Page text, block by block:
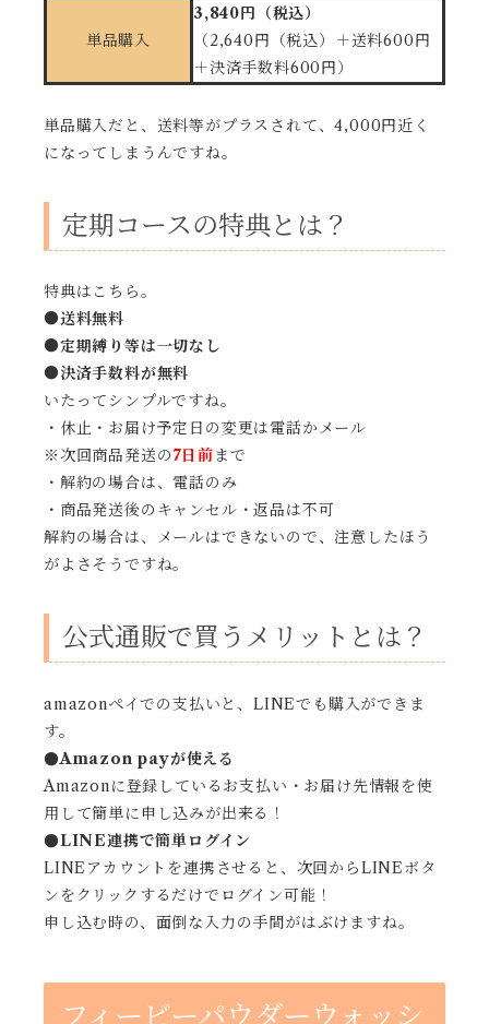
単品購入
3,840円（税込）
（2,640円（税込）＋送料600円
＋決済手数料600円）
単品購入だと、送料等がプラスされて、4,000円近く
になってしまうんですね。
定期コースの特典とは？
特典はこちら。
●送料無料
●定期縛り等は一切なし
●決済手数料が無料
いたってシンプルですね。
・休止・お届け予定日の変更は電話かメール
※次回商品発送の7日前まで
・解約の場合は、電話のみ
・商品発送後のキャンセル・返品は不可
解約の場合は、メールはできないので、注意したほう
がよさそうですね。
公式通販で買うメリットとは？
amazonペイでの支払いと、LINEでも購入ができま
す。
●Amazon payが使える
Amazonに登録しているお支払い・お届け先情報を使
用して簡単に申し込みが出来る！
●LINE連携で簡単ログイン
LINEアカウントを連携させると、次回からLINEボタ
ンをクリックするだけでログイン可能！
申し込む時の、面倒な入力の手間がはぶけますね。
フィービーパウダーウォッシ